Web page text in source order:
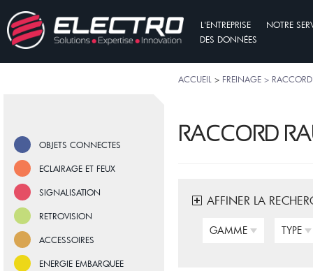
L'ENTREPRISE
NOTRE
DES DONNÉES
ACCUEIL > FREINAGE >
OBJETS CONNECTES
ECLAIRAGE ET FEUX
SIGNALISATION
RETROVISION
ACCESSOIRES
ENERGIE EMBARQUEE
RACCORD
AFFINER LA
GAMME TYPE